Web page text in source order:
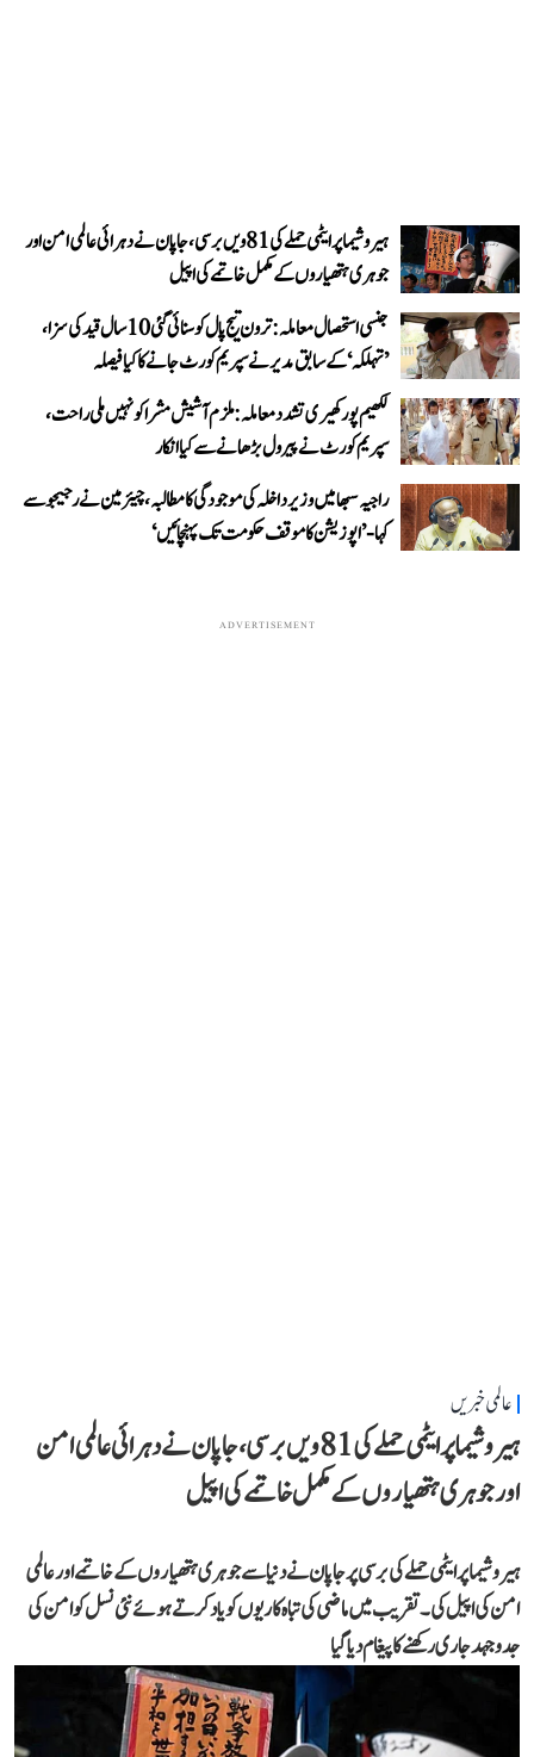
ہیروشیما پر ایٹمی حملے کی 81ویں برسی، جاپان نے دہرائی عالمی امن اور
جوہری ہتھیاروں کے مکمل خاتمے کی اپیل
جنسی استحصال معاملہ: ترون تیج پال کو سنائی گئی 10 سال قید کی سزا،
’تہلکہ‘ کے سابق مدیر نے سپریم کورٹ جانے کا کیا فیصلہ
لکھیم پور کھیری تشدد معاملہ: ملزم آشیش مشرا کو نہیں ملی راحت،
سپریم کورٹ نے پیرول بڑھانے سے کیا انکار
راجیہ سبھا میں وزیر داخلہ کی موجودگی کا مطالبہ، چیئرمین نے رجیجو سے
کہا- ’اپوزیشن کا موقف حکومت تک پہنچائیں‘
ADVERTISEMENT
عالمی خبریں
ہیروشیما پر ایٹمی حملے کی 81ویں برسی، جاپان نے دہرائی عالمی امن
اور جوہری ہتھیاروں کے مکمل خاتمے کی اپیل
ہیروشیما پر ایٹمی حملے کی برسی پر جاپان نے دنیا سے جوہری ہتھیاروں کے خاتمے اور عالمی
امن کی اپیل کی۔ تقریب میں ماضی کی تباہ کاریوں کو یاد کرتے ہوئے نئی نسل کو امن کی
جدوجہد جاری رکھنے کا پیغام دیا گیا